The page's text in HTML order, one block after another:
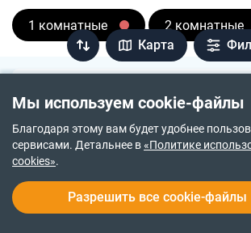
Мы используем cookie-файлы
Благодаря этому вам будет удобнее
сервисами. Детальнее в«Политике
cookies».
Разрешить все cookie-файлы
Карта
1 комнатные 2 комнатные
1 комнатные
2 комнатные
3 комнатные
4 комнатные